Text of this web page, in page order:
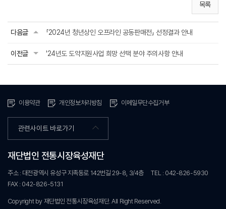
목록
다음글 「2024년 청년상인 오프라인 공동판매전」 선정결과 안내
이전글 '24년도 도약지원사업 희망 선택 분야 주의사항 안내
이용약관 개인정보처리방침 이메일무단수집거부
관련사이트 바로가기
재단법인 전통시장육성재단
주소 : 대전광역시 유성구 지족동로 142번길 29-8, 3/4층
TEL : 042-826-5930
FAX : 042-826-5131
Copyright by 재단법인 전통시장육성재단. All Right Reserved.